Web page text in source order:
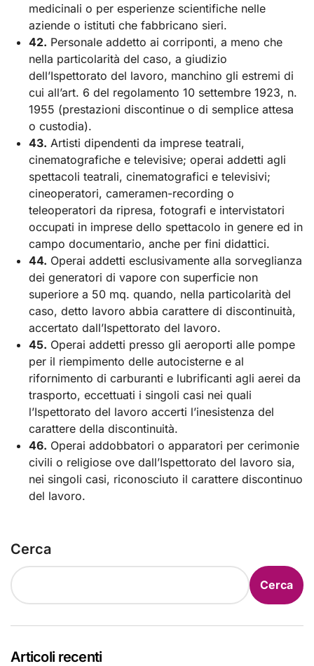
medicinali o per esperienze scientifiche nelle
aziende o istituti che fabbricano sieri.
42. Personale addetto ai corriponti, a meno che
nella particolarità del caso, a giudizio
dell’Ispettorato del lavoro, manchino gli estremi di
cui all’art. 6 del regolamento 10 settembre 1923, n.
1955 (prestazioni discontinue o di semplice attesa
o custodia).
43. Artisti dipendenti da imprese teatrali,
cinematografiche e televisive; operai addetti agli
spettacoli teatrali, cinematografici e televisivi;
cineoperatori, cameramen-recording o
teleoperatori da ripresa, fotografi e intervistatori
occupati in imprese dello spettacolo in genere ed in
campo documentario, anche per fini didattici.
44. Operai addetti esclusivamente alla sorveglianza
dei generatori di vapore con superficie non
superiore a 50 mq. quando, nella particolarità del
caso, detto lavoro abbia carattere di discontinuità,
accertato dall’Ispettorato del lavoro.
45. Operai addetti presso gli aeroporti alle pompe
per il riempimento delle autocisterne e al
rifornimento di carburanti e lubrificanti agli aerei da
trasporto, eccettuati i singoli casi nei quali
l’Ispettorato del lavoro accerti l’inesistenza del
carattere della discontinuità.
46. Operai addobbatori o apparatori per cerimonie
civili o religiose ove dall’Ispettorato del lavoro sia,
nei singoli casi, riconosciuto il carattere discontinuo
del lavoro.
Cerca
Cerca
Articoli recenti